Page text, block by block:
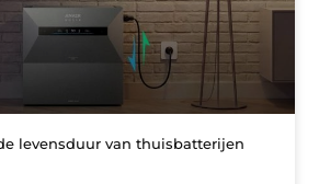
levensduur van thuisbatterijen